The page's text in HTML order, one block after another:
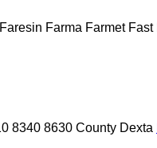
Faresin Farma Farmet Fast
8340 8630 County Dexta